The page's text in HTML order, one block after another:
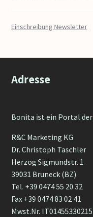
Einschreibung Newsletter
Adresse
Bonita ist ein Portal der
R&C Marketing KG
Dr. Christoph Taschler
Herzog Sigmundstr. 1
39031 Bruneck (BZ)
Tel. +39 0474 55 20 32
Fax +39 0474 83 02 41
Mwst.Nr. IT01455330215